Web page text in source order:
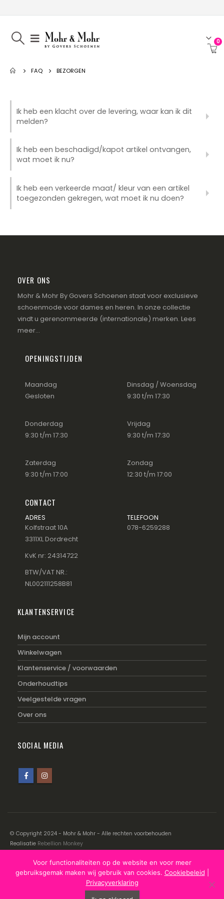
0
FAQ BEZORGEN
Ik heb een klacht over de levering, waar kan ik dit
melden?
Ik heb een beschadigd/kapot artikel ontvangen,
wat moet ik nu?
Ik heb een verkeerde maat/ kleur van een artikel
toegezonden gekregen, wat moet ik nu doen?
OVER ONS
Mohr & Mohr By Govers Schoenen staat voor exclusieve
schoenmode voor dames en heren. In onze collectie
vindt u gerenommeerde (internationale) merken. Lees
meer...
OPENINGSTIJDEN
Maandag
Gesloten
Dinsdag / Woensdag
9:30 t/m 17:30
Donderdag
9:30 t/m 17:30
Vrijdag
9:30 t/m 17:30
Zaterdag
9:30 t/m 17:00
Zondag
12:30 t/m 17:00
CONTACT
ADRES
Kolfstraat 10A
3311XL Dordrecht
KvK nr: 24314722
BTW/VAT NR.:
NL002111258B81
TELEFOON
078-6259288
KLANTENSERVICE
Mijn account
Winkelwagen
Klantenservice / voorwaarden
Onderhoudtips
Veelgestelde vragen
Over ons
SOCIAL MEDIA
© Copyright 2024 - Mohr & Mohr - Alle rechten voorbehouden
Realisatie Rebellion Monkey
Disclaimer|Cookiebeleid|Privacyverklaring
Voor functionaliteiten op de website en voor meer
gebruiksgemak maken wij gebruik van cookies. Cookiebeleid
Privacyverklaring